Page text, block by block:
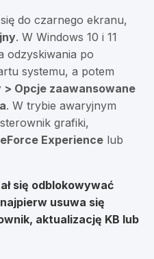
do czarnego ekranu,
. W Windows 10 i 11
odzyskiwania po
systemu, a potem
> Opcje zaawansowane
. W trybie awaryjnym
grafiki,
Experience lub
się odblokowywać
usuwa się
aktualizację KB lub